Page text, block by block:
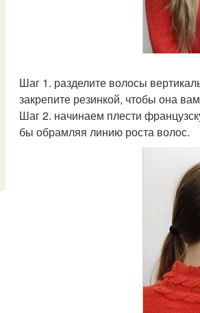
Шаг 1. разделите волосы
закрепите резинкой, чтобы она
Шаг 2. начинаем плести
бы обрамляя линию роста волос.